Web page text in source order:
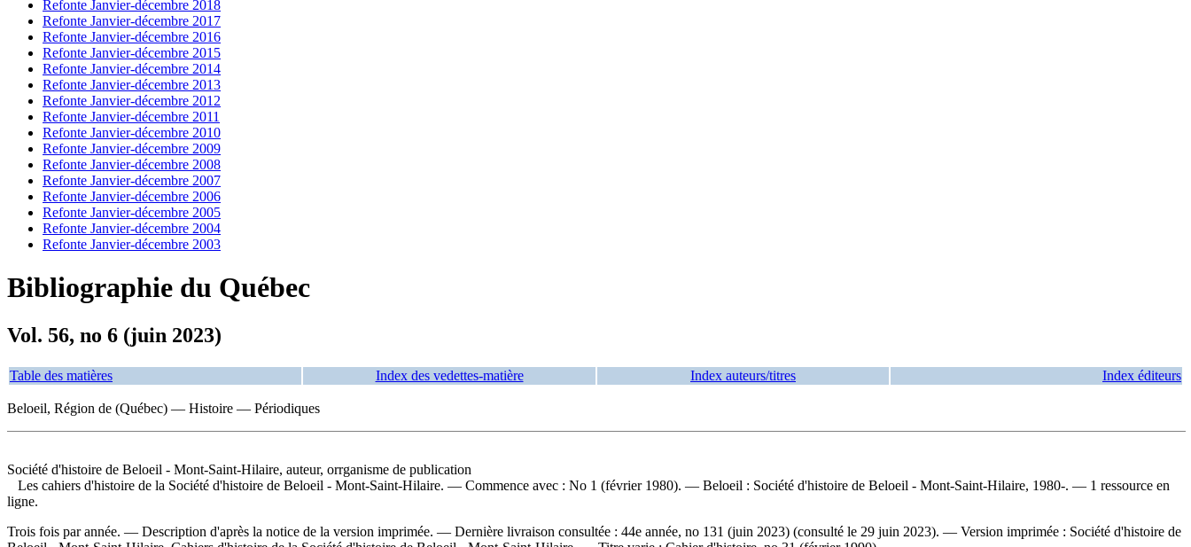
Refonte Janvier-décembre 2018
Refonte Janvier-décembre 2017
Refonte Janvier-décembre 2016
Refonte Janvier-décembre 2015
Refonte Janvier-décembre 2014
Refonte Janvier-décembre 2013
Refonte Janvier-décembre 2012
Refonte Janvier-décembre 2011
Refonte Janvier-décembre 2010
Refonte Janvier-décembre 2009
Refonte Janvier-décembre 2008
Refonte Janvier-décembre 2007
Refonte Janvier-décembre 2006
Refonte Janvier-décembre 2005
Refonte Janvier-décembre 2004
Refonte Janvier-décembre 2003
Bibliographie du Québec
Vol. 56, no 6 (juin 2023)
Table des matières Index des vedettes-matière Index auteurs/titres Index éditeurs
Beloeil, Région de (Québec) — Histoire — Périodiques
Société d'histoire de Beloeil - Mont-Saint-Hilaire, auteur, orrganisme de publication
Les cahiers d'histoire de la Société d'histoire de Beloeil - Mont-Saint-Hilaire. — Commence avec : No 1 (février 1980). — Beloeil : Société d'histoire de Beloeil - Mont-Saint-Hilaire, 1980-. — 1 ressource en
ligne.
Trois fois par année. — Description d'après la notice de la version imprimée. — Dernière livraison consultée : 44e année, no 131 (juin 2023) (consulté le 29 juin 2023). — Version imprimée : Société d'histoire de